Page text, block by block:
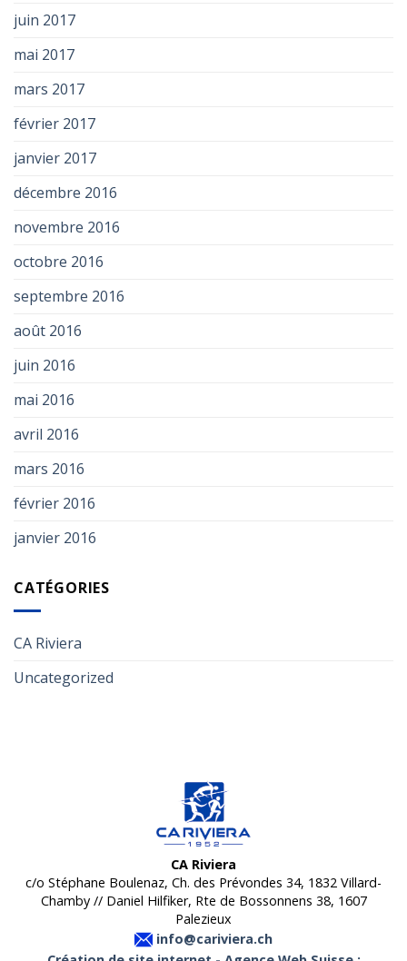
juin 2017
mai 2017
mars 2017
février 2017
janvier 2017
décembre 2016
novembre 2016
octobre 2016
septembre 2016
août 2016
juin 2016
mai 2016
avril 2016
mars 2016
février 2016
janvier 2016
CATÉGORIES
CA Riviera
Uncategorized
CA Riviera
c/o Stéphane Boulenaz, Ch. des Prévondes 34, 1832 Villard-
Chamby // Daniel Hilfiker, Rte de Bossonnens 38, 1607
Palezieux
info@cariviera.ch